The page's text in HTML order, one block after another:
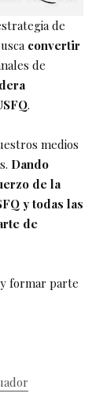
de
convertir
de
.
medios
Dando
de la
y todas las
de
formar parte